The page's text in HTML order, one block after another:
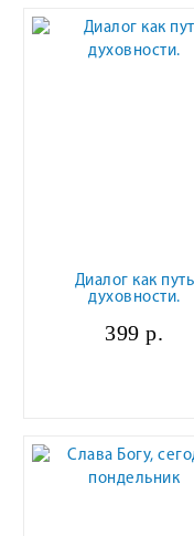
Диалог как путь
духовности.
399 р.